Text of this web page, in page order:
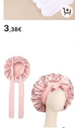
3,38€